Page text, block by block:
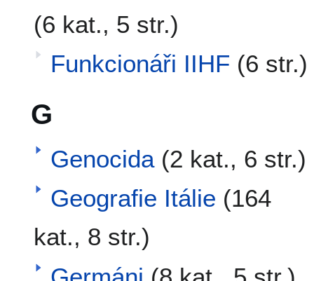
(6 kat., 5 str.)
Funkcionáři IIHF (6 str.)
G
Genocida (2 kat., 6 str.)
Geografie Itálie (164
kat., 8 str.)